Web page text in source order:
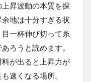
昇波動の本質を探
地は十分すぎる状
一杯伸び切って糸
ろうと読めます。
が出ると上昇力が
速くなる場所。